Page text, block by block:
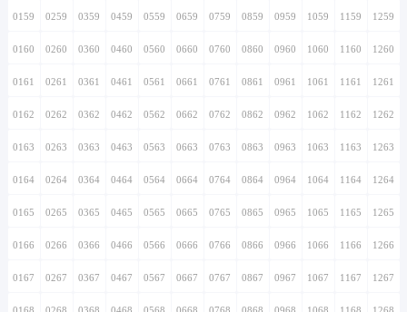
0159 0259 0359 0459 0559 0659 0759 0859 0959 1059 1159 1259
0160 0260 0360 0460 0560 0660 0760 0860 0960 1060 1160 1260
0161 0261 0361 0461 0561 0661 0761 0861 0961 1061 1161 1261
0162 0262 0362 0462 0562 0662 0762 0862 0962 1062 1162 1262
0163 0263 0363 0463 0563 0663 0763 0863 0963 1063 1163 1263
0164 0264 0364 0464 0564 0664 0764 0864 0964 1064 1164 1264
0165 0265 0365 0465 0565 0665 0765 0865 0965 1065 1165 1265
0166 0266 0366 0466 0566 0666 0766 0866 0966 1066 1166 1266
0167 0267 0367 0467 0567 0667 0767 0867 0967 1067 1167 1267